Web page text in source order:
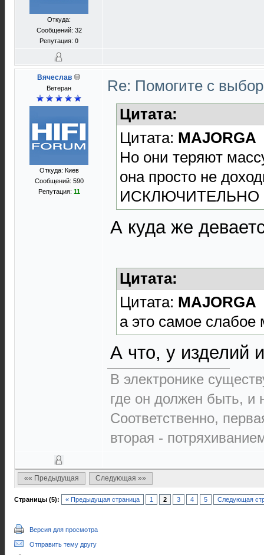
Откуда:
Сообщений: 32
Репутация: 0
Вячеслав
Ветеран
Откуда: Киев
Сообщений: 590
Репутация: 11
Re: Помогите с
Цитата:
Цитата: MAJORGA
Но они теряют
она просто не
ИСКЛЮЧИТЕЛЬНО
А куда же
Цитата:
Цитата: MAJORGA
а это самое слабое
А что, у изделий
В электронике
где он должен быть, и
Соответственно,
вторая -
«« Предыдущая Следующая »»
Страницы (5): « Предыдущая страница 1 2 3 4 5 Следующая
Версия для просмотра
Отправить тему другу